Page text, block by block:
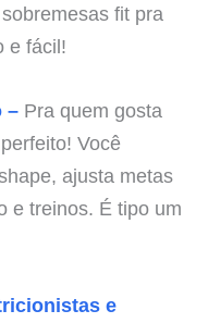
fit pra
e fácil!
–Pra quem gosta
Você
ajusta metas
e treinos. É tipo um
e